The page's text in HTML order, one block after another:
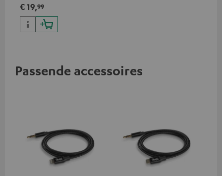
iPhones, Android
smartphones, tablets en USB-
C-apparaten
€ 19,99
Passende accessoires